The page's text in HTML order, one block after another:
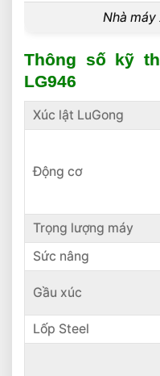
Nhà máy
Thông số kỹ
LG946
Xúc lật LuGong
Động cơ
Trọng lượng máy
Sức nâng
Gầu xúc
Lốp Steel